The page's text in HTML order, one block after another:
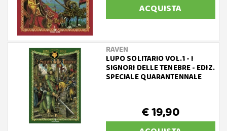
ACQUISTA
RAVEN
LUPO SOLITARIO VOL.1 - I
SIGNORI DELLE TENEBRE - EDIZ.
SPECIALE QUARANTENNALE
€ 19,90